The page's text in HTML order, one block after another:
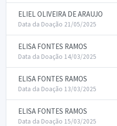
ELIEL OLIVEIRA DE ARAUJO
Data da Doação 21/05/2025
ELISA FONTES RAMOS
Data da Doação 14/03/2025
ELISA FONTES RAMOS
Data da Doação 13/03/2025
ELISA FONTES RAMOS
Data da Doação 15/03/2025